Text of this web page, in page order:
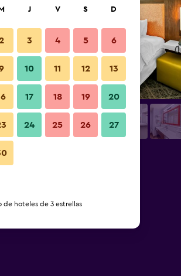
M J V S D
3 4 5 6
10 11 12 13
17 18 19 20
24 25 26 27
de hoteles de 3 estrellas